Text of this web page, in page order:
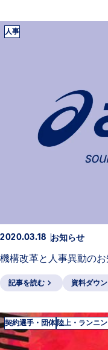
人事
2020.03.18 お知らせ
機構改革と人事異動の
記事を読む 資料ダウ
契約選手・団体 陸上・ランニ